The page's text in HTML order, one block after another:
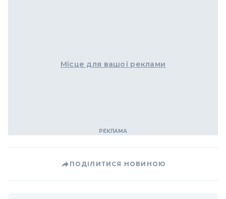
Місце для вашої реклами
ПОДІЛИТИСЯ НОВИНОЮ